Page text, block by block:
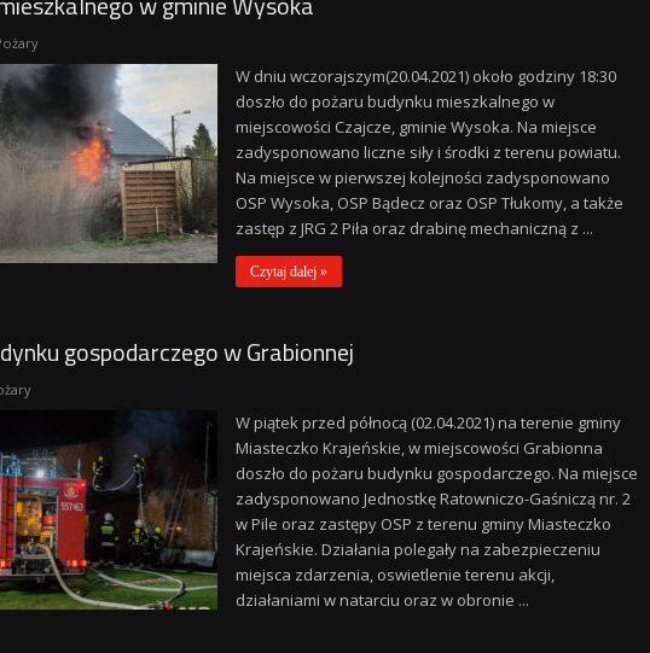
W dniu wczorajszym(20.04.2021) około godziny 18:30
doszło do pożaru budynku mieszkalnego w
miejscowości Czajcze, gminie Wysoka. Na miejsce
zadysponowano liczne siły i środki z terenu powiatu.
Na miejsce w pierwszej kolejności zadysponowano
OSP Wysoka, OSP Bądecz oraz OSP Tłukomy, a także
zastęp z JRG 2 Piła oraz drabinę mechaniczną z ...
Czytaj dalej »
gospodarczego w Grabionnej
W piątek przed północą (02.04.2021) na terenie gminy
Miasteczko Krajeńskie, w miejscowości Grabionna
doszło do pożaru budynku gospodarczego. Na miejsce
zadysponowano Jednostkę Ratowniczo-Gaśniczą nr. 2
w Pile oraz zastępy OSP z terenu gminy Miasteczko
Krajeńskie. Działania polegały na zabezpieczeniu
miejsca zdarzenia, oswietlenie terenu akcji,
działaniami w natarciu oraz w obronie ...